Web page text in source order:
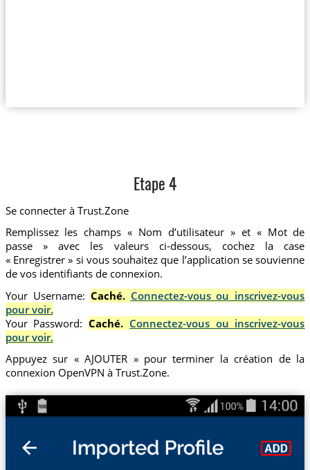
Etape 4
Se connecter à Trust.Zone
Remplissez les champs « Nom d’utilisateur » et « Mot de
passe » avec les valeurs ci-dessous, cochez la case
« Enregistrer » si vous souhaitez que l’application se souvienne
de vos identifiants de connexion.
Your Username: Caché. Connectez-vous ou inscrivez-vous
pour voir.
Your Password:Caché. Connectez-vous ou inscrivez-vous
pour voir.
Appuyez sur « AJOUTER » pour terminer la création de la
connexion OpenVPN à Trust.Zone.